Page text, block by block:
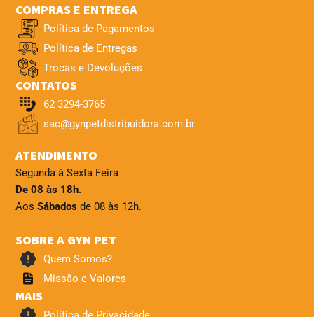
COMPRAS E ENTREGA
Política de Pagamentos
Política de Entregas
Trocas e Devoluções
CONTATOS
62 3294-3765
sac@gynpetdistribuidora.com.br
ATENDIMENTO
Segunda à Sexta Feira
De 08 às 18h.
Aos Sábados de 08 às 12h.
SOBRE A GYN PET
Quem Somos?
Missão e Valores
MAIS